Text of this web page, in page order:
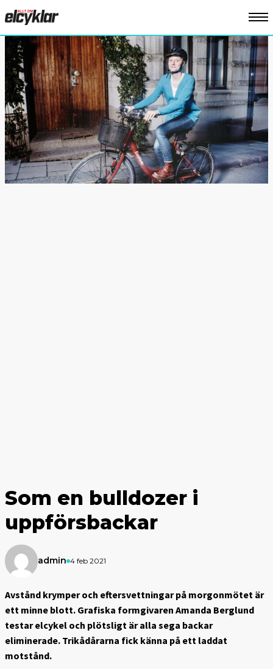
Som en bulldozer i
uppförsbackar
admin 4 feb 2021
Avstånd krymper och eftersvettningar på morgonmötet är
ett minne blott. Grafiska formgivaren Amanda Berglund
testar elcykel och plötsligt är alla sega backar
eliminerade. Trikådårarna fick känna på ett laddat
motstånd.